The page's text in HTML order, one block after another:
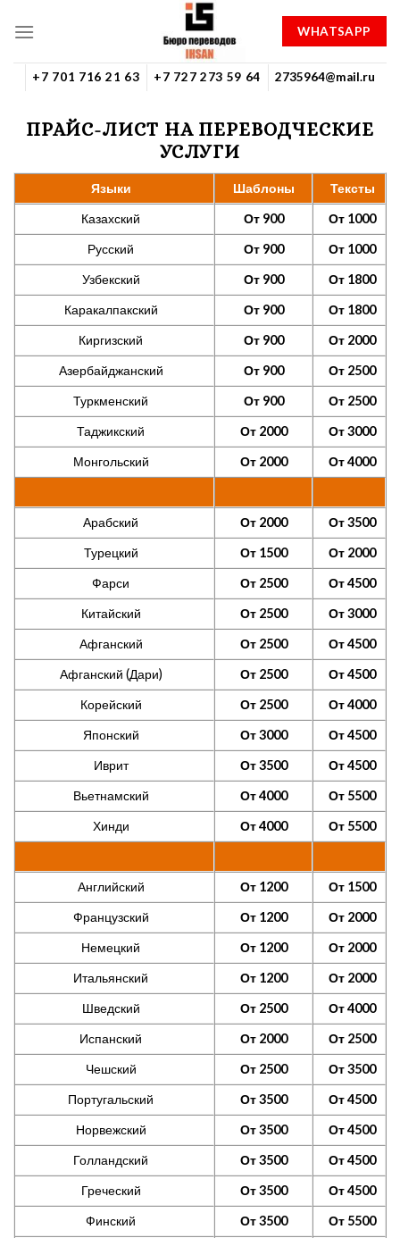
WHATSAPP
+7 701 716 21 63 +7 727 273 59 64 2735964@mail.ru
ПРАЙС-ЛИСТ НА ПЕРЕВОДЧЕСКИЕ
УСЛУГИ
Языки Шаблоны
Тексты
Казахский
От 900
От 1000
Русский
От 900
От 1000
Узбекский
От 900
От 1800
Каракалпакский
От 900
От 1800
Киргизский
От 900
От 2000
Азербайджанский
От 900
От 2500
Туркменский
От 900
От 2500
Таджикский
От 2000
От 3000
Монгольский
От 2000 От 4000
Арабский От 2000
От 3500
Турецкий
От 1500
От 2000
Фарси
От 2500
От 4500
Китайский
От 2500
От 3000
Афганский
От 2500
От 4500
Афганский (Дари)
От 2500
От 4500
Корейский
От 2500
От 4000
Японский
От 3000
От 4500
Иврит
От 3500
От 4500
Вьетнамский
От 4000
От 5500
Хинди
От 4000 От 5500
Английский От 1200
От 1500
Французский
От 1200
От 2000
Немецкий
От 1200
От 2000
Итальянский
От 1200
От 2000
Шведский
От 2500
От 4000
Испанский
От 2000
От 2500
Чешский
От 2500
От 3500
Португальский
От 3500
От 4500
Норвежский
От 3500
От 4500
Голландский
От 3500
От 4500
Греческий
От 3500
От 4500
Финский
От 3500
От 5500